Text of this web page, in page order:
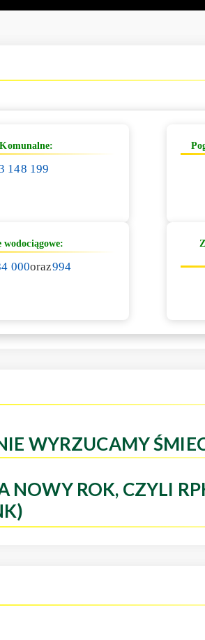
148 199
wodociągowe:
000oraz994
WYRZUCAMY
NOWY ROK, CZYLI